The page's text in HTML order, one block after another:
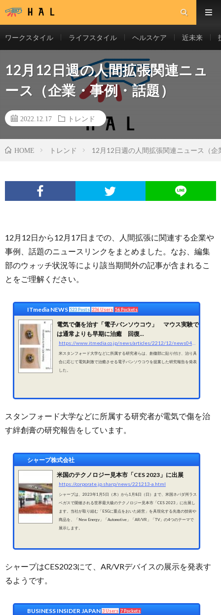
ワークスタイル ライフスタイル ヘルスケア 近未来
12月12日週の人間拡張関連ニュ
ース（企業・事例・話題）
2022.12.17 トレンド
HOME トレンド 12月12日週の人間拡張関連ニュース（企
12月12日から12月17日までの、人間拡張に関連する企業や
事例、話題のニュースリンクをまとめました。なお、編集
部のウォッチ状況等により該当期間外の記事が含まれるこ
とをご理解ください。
ITmedia NEWS 523 Posts 236 Users 56 Pockets
電気で傷を治す「電子バンソウコウ」 マウス実験で
は通常よりも早期に治癒 回復...
米スタンフォード大学などに所属する研究者らは、創傷部に貼り付け、治り具
合に応じて電気刺激で治癒させる電子バンソウコウを提案した研究報告を発表
した。
スタンフォード大学などに所属する研究者が電気で傷を治
す絆創膏の研究報告をしています。
シャープ株式会社
米国のテクノロジー見本市「CES 2023」に出展
https://corporate.jp.sharp/news/221213-a.html
シャープは、2023年1月5日（木）から1月8日（日）まで、米国ネバダ州ラス
ベガスで開催される世界最大級のテクノロジー見本市「CES 2023」に出展し
ます。当社が取り組む「ESGに重点をおいた経営」を具現化する先進の技術や
商品を、「New Energy」「Automotive」「AR/VR」「TV」の4つのテーマで
展示します。
シャープはCES2023にて、AR/VRデバイスの展示を発表す
るようです。
BUSINESS INSIDER JAPAN 3 Users 7 Pockets